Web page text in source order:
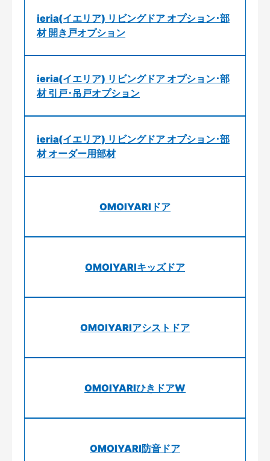
ieria(イエリア) リビングドア オプション･部
材 開き戸オプション
ieria(イエリア) リビングドア オプション･部
材 引戸･吊戸オプション
ieria(イエリア) リビングドア オプション･部
材 オーダー用部材
OMOIYARIドア
OMOIYARIキッズドア
OMOIYARIアシストドア
OMOIYARIひきドアW
OMOIYARI防音ドア